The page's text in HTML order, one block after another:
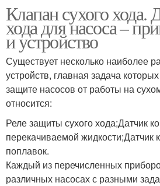
клапан
Клапан для
канализации
Клапан сухого хода.
хода для насоса –
и устройство
Существует несколько наиболее
устройств, главная задача
защите насосов от работы на
относится:
Реле защиты сухого хода;Датчик
перекачиваемой жидкости;Датчик
поплавок.
Каждый из перечисленных
различных насосах с разными